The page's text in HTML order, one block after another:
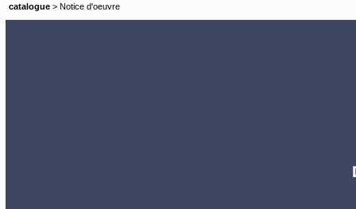
catalogue > Notice d'oeuvre